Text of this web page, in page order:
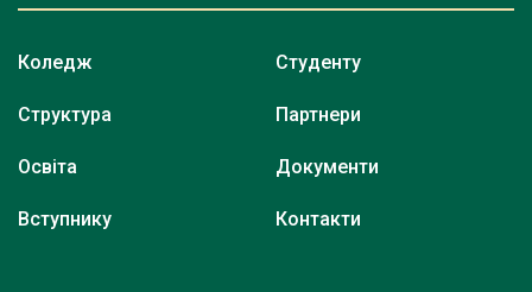
Коледж
Структура
Освіта
Вступнику
Студенту
Партнери
Документи
Контакти